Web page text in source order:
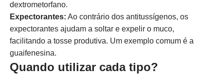
dextrometorfano.
Expectorantes: Ao contrário dos antitussígenos, os
expectorantes ajudam a soltar e expelir o muco,
facilitando a tosse produtiva. Um exemplo comum é a
guaifenesina.
Quando utilizar cada tipo?